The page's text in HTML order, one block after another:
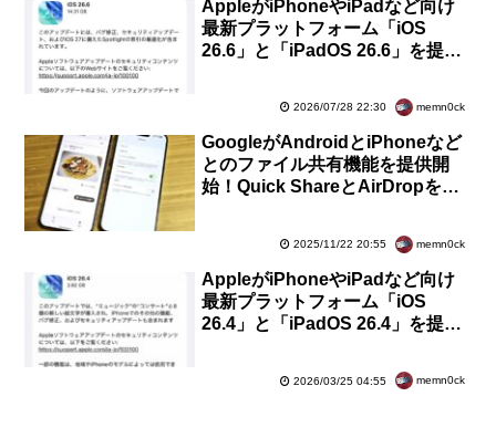
AppleがiPhoneやiPadなど向け
最新プラットフォーム「iOS
26.6」と「iPadOS 26.6」を提供
2026/07/28 22:30 memn0ck
GoogleがAndroidとiPhoneなど
とのファイル共有機能を提供開
始！Quick ShareとAirDropを連
2025/11/22 20:55 memn0ck
AppleがiPhoneやiPadなど向け
最新プラットフォーム「iOS
26.4」と「iPadOS 26.4」を提供
2026/03/25 04:55 memn0ck